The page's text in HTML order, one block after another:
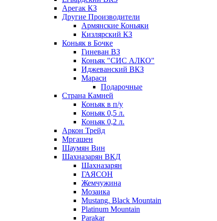
Арегак КЗ
Другие Производители
Армянские Коньяки
Кизлярский КЗ
Коньяк в Бочке
Гиневан ВЗ
Коньяк "СИС АЛКО"
Иджеванский ВКЗ
Мараси
Подарочные
Страна Камней
Коньяк в п/у
Коньяк 0,5 л.
Коньяк 0,2 л.
Аркон Трейд
Мргашен
Шаумян Вин
Шахназарян ВКД
Шахназарян
ГАЯСОН
Жемчужина
Мозаика
Mustang. Black Mountain
Platinum Mountain
Parakar